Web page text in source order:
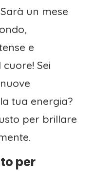
un mese
e
Sei
tua energia?
per brillare
per